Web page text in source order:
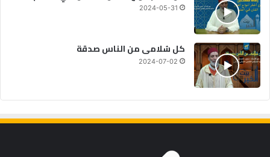
2024-05-31
كل سُلامى من الناس صدقة
2024-07-02